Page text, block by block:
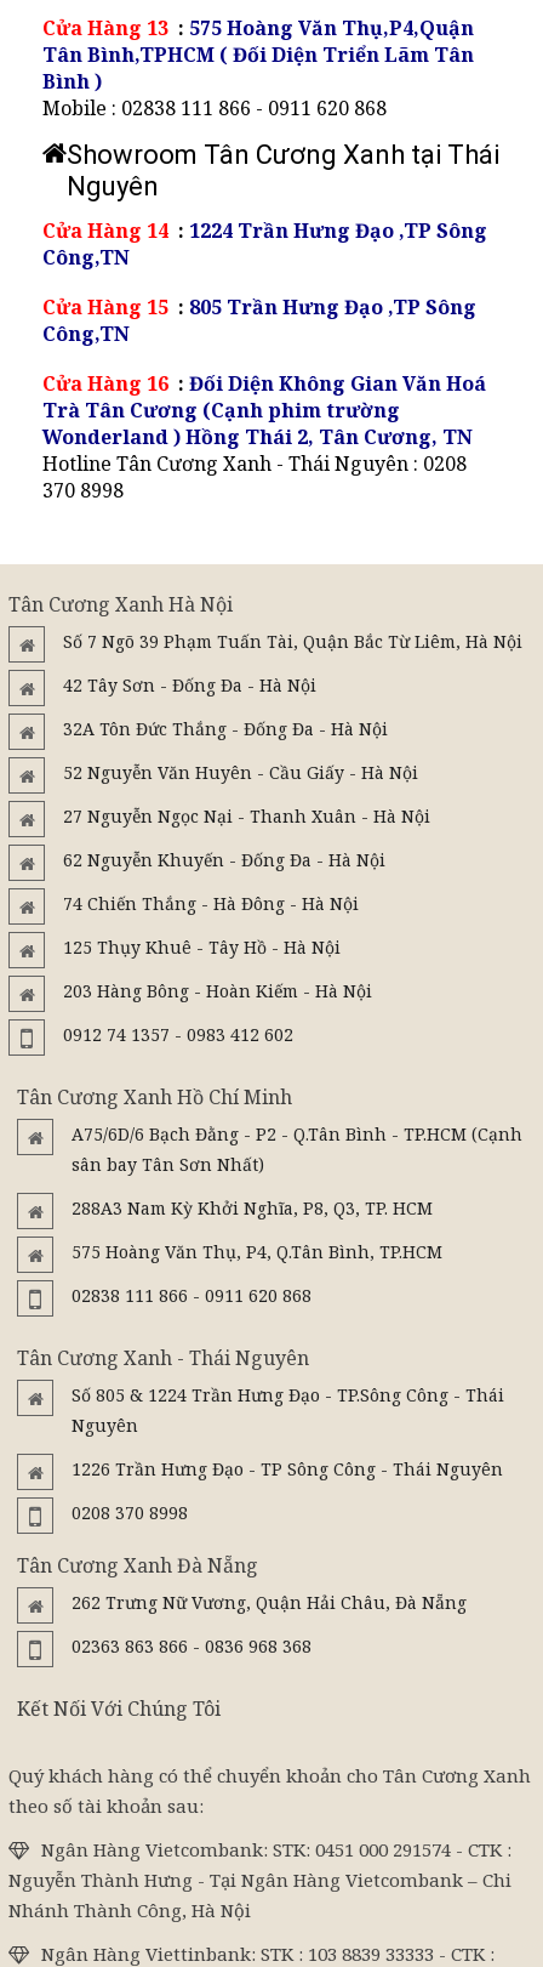
Cửa Hàng 13 : 575 Hoàng Văn Thụ,P4,Quận
Tân Bình,TPHCM ( Đối Diện Triển Lãm Tân
Bình )
Mobile : 02838 111 866 - 0911 620 868
Showroom Tân Cương Xanh tại Thái
Nguyên
Cửa Hàng 14 : 1224 Trần Hưng Đạo ,TP Sông
Công,TN
Cửa Hàng 15 : 805 Trần Hưng Đạo ,TP Sông
Công,TN
Cửa Hàng 16 : Đối Diện Không Gian Văn Hoá
Trà Tân Cương (Cạnh phim trường
Wonderland ) Hồng Thái 2, Tân Cương, TN
Hotline Tân Cương Xanh - Thái Nguyên : 0208
370 8998
Tân Cương Xanh Hà Nội
Số 7 Ngõ 39 Phạm Tuấn Tài, Quận Bắc Từ Liêm, Hà Nội
42 Tây Sơn - Đống Đa - Hà Nội
32A Tôn Đức Thắng - Đống Đa - Hà Nội
52 Nguyễn Văn Huyên - Cầu Giấy - Hà Nội
27 Nguyễn Ngọc Nại - Thanh Xuân - Hà Nội
62 Nguyễn Khuyến - Đống Đa - Hà Nội
74 Chiến Thắng - Hà Đông - Hà Nội
125 Thụy Khuê - Tây Hồ - Hà Nội
203 Hàng Bông - Hoàn Kiếm - Hà Nội
0912 74 1357 - 0983 412 602
Tân Cương Xanh Hồ Chí Minh
A75/6D/6 Bạch Đằng - P2 - Q.Tân Bình - TP.HCM (Cạnh
sân bay Tân Sơn Nhất)
288A3 Nam Kỳ Khởi Nghĩa, P8, Q3, TP. HCM
575 Hoàng Văn Thụ, P4, Q.Tân Bình, TP.HCM
02838 111 866 - 0911 620 868
Tân Cương Xanh - Thái Nguyên
Số 805 & 1224 Trần Hưng Đạo - TP.Sông Công - Thái
Nguyên
1226 Trần Hưng Đạo - TP Sông Công - Thái Nguyên
0208 370 8998
Tân Cương Xanh Đà Nẵng
262 Trưng Nữ Vương, Quận Hải Châu, Đà Nẵng
02363 863 866 - 0836 968 368
Kết Nối Với Chúng Tôi
Quý khách hàng có thể chuyển khoản cho Tân Cương Xanh
theo số tài khoản sau:
Ngân Hàng Vietcombank: STK: 0451 000 291574 - CTK :
Nguyễn Thành Hưng - Tại Ngân Hàng Vietcombank – Chi
Nhánh Thành Công, Hà Nội
Ngân Hàng Viettinbank: STK : 103 8839 33333 - CTK :